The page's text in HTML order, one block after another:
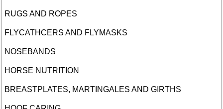
RUGS AND ROPES
FLYCATHCERS AND FLYMASKS
NOSEBANDS
HORSE NUTRITION
BREASTPLATES, MARTINGALES AND GIRTHS